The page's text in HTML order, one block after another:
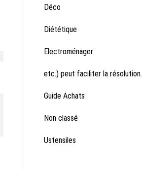
Déco
Diététique
Electroménager
etc.) peut faciliter la résolution.
Guide Achats
Non classé
Ustensiles